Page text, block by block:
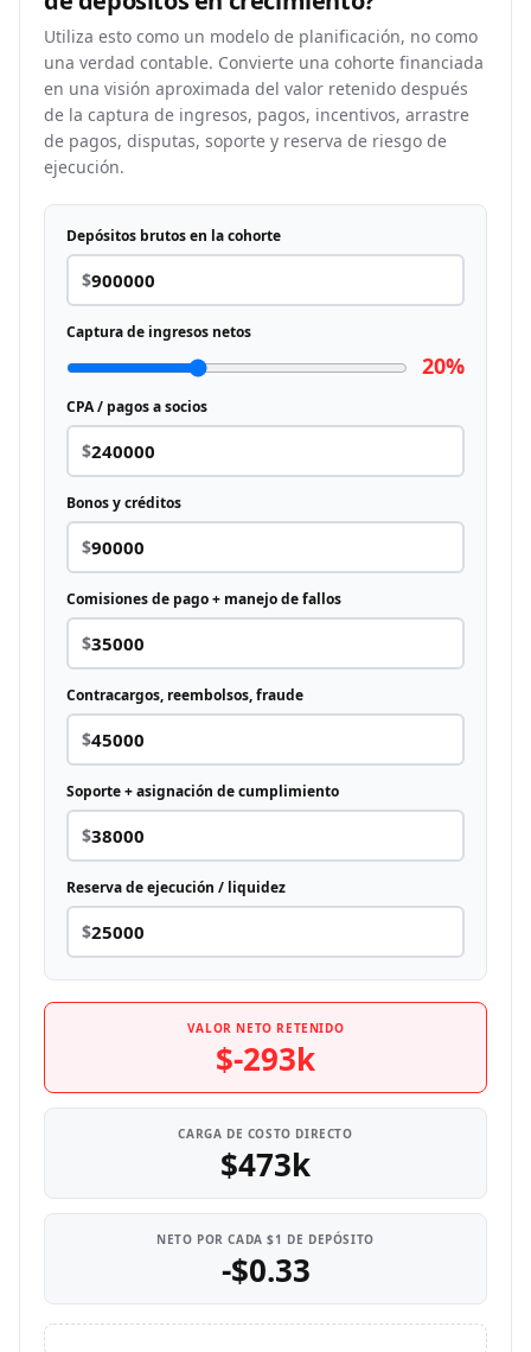
Utiliza esto como un modelo de planificación, no como
una verdad contable. Convierte una cohorte financiada
en una visión aproximada del valor retenido después
de la captura de ingresos, pagos, incentivos, arrastre
de pagos, disputas, soporte y reserva de riesgo de
ejecución.
Depósitos brutos en la cohorte
$
Captura de ingresos netos
20%
CPA / pagos a socios
$
Bonos y créditos
$
Comisiones de pago + manejo de fallos
$
Contracargos, reembolsos, fraude
$
Soporte + asignación de cumplimiento
$
Reserva de ejecución / liquidez
$
VALOR NETO RETENIDO
$-293k
CARGA DE COSTO DIRECTO
$473k
NETO POR CADA $1 DE DEPÓSITO
-$0.33